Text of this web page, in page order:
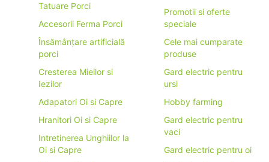
Tatuare Porci
Accesorii Ferma Porci
Însămânțare artificială
porci
Cresterea Mieilor si
Iezilor
Adapatori Oi si Capre
Hranitori Oi si Capre
Intretinerea Unghiilor la
Oi si Capre
Promotii si oferte
speciale
Cele mai cumparate
produse
Gard electric pentru
ursi
Hobby farming
Gard electric pentru
vaci
Gard electric pentru oi